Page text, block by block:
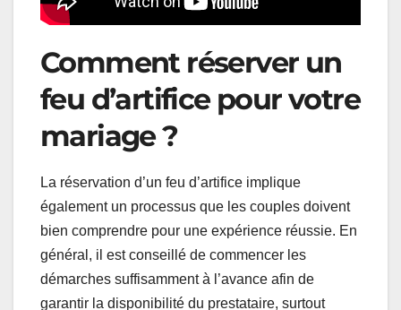
Comment réserver un
feu d’artifice pour votre
mariage ?
La réservation d’un feu d’artifice implique
également un processus que les couples doivent
bien comprendre pour une expérience réussie. En
général, il est conseillé de commencer les
démarches suffisamment à l’avance afin de
garantir la disponibilité du prestataire, surtout